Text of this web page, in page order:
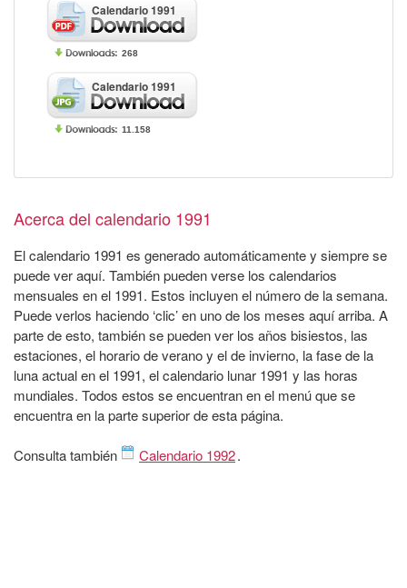
Calendario 1991
268
Calendario 1991
11.158
Acerca del calendario 1991
El calendario 1991 es generado automáticamente y siempre se
puede ver aquí. También pueden verse los calendarios
mensuales en el 1991. Estos incluyen el número de la semana.
Puede verlos haciendo ‘clic’ en uno de los meses aquí arriba. A
parte de esto, también se pueden ver los años bisiestos, las
estaciones, el horario de verano y el de invierno, la fase de la
luna actual en el 1991, el calendario lunar 1991 y las horas
mundiales. Todos estos se encuentran en el menú que se
encuentra en la parte superior de esta página.
Consulta también Calendario 1992.